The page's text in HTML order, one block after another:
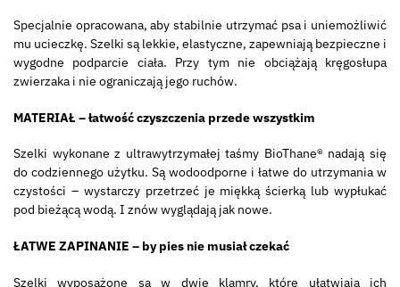
Specjalnie opracowana, aby stabilnie utrzymać psa i uniemożliwić
mu ucieczkę. Szelki są lekkie, elastyczne, zapewniają bezpieczne i
wygodne podparcie ciała. Przy tym nie obciążają kręgosłupa
zwierzaka i nie ograniczają jego ruchów.
MATERIAŁ – łatwość czyszczenia przede wszystkim
Szelki wykonane z ultrawytrzymałej taśmy BioThane® nadają się
do codziennego użytku. Są wodoodporne i łatwe do utrzymania w
czystości – wystarczy przetrzeć je miękką ścierką lub wypłukać
pod bieżącą wodą. I znów wyglądają jak nowe.
ŁATWE ZAPINANIE – by pies nie musiał czekać
Szelki wyposażone są w dwie klamry, które ułatwiają ich